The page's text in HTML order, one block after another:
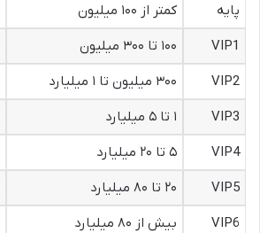
پایه کمتر از ۱۰۰ میلیون
VIP1
۱۰۰ تا ۳۰۰ میلیون
VIP2
۳۰۰ میلیون تا ۱ میلیارد
VIP3
۱ تا ۵ میلیارد
VIP4
۵ تا ۲۰ میلیارد
VIP5
۲۰ تا ۸۰ میلیارد
VIP6
بیش از ۸۰ میلیارد